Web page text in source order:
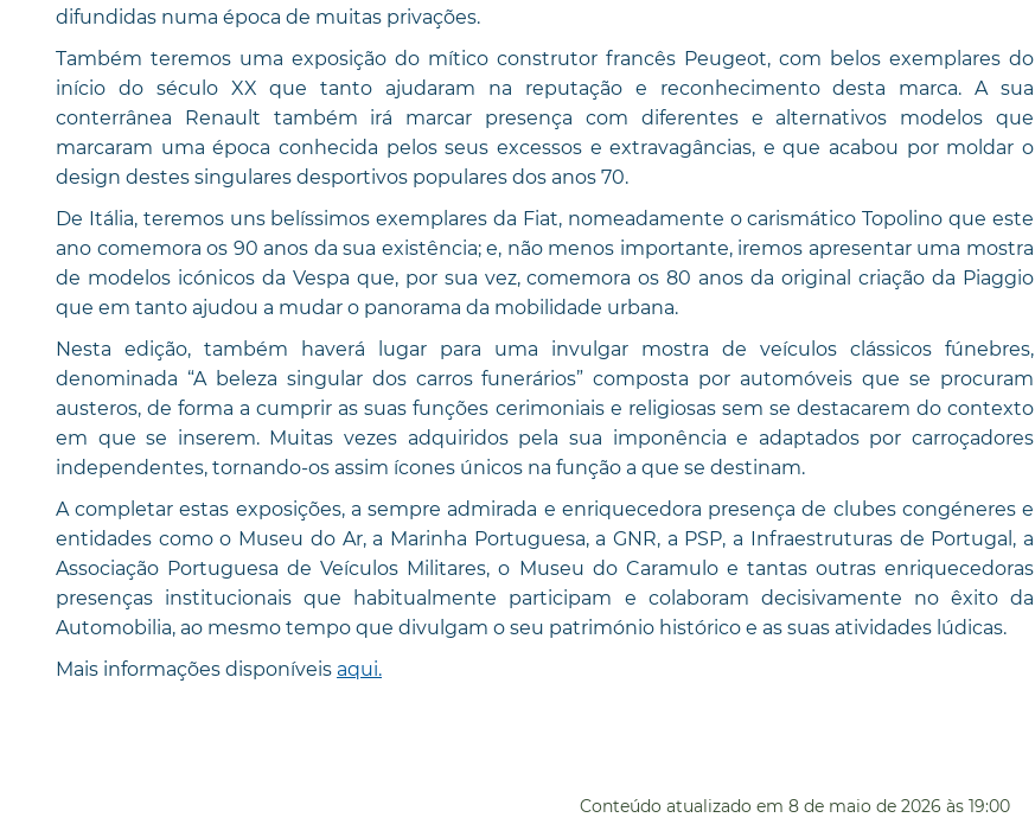
difundidas numa época de muitas privações.
Também teremos uma exposição do mítico construtor francês Peugeot, com belos exemplares do
início do século XX que tanto ajudaram na reputação e reconhecimento desta marca. A sua
conterrânea Renault também irá marcar presença com diferentes e alternativos modelos que
marcaram uma época conhecida pelos seus excessos e extravagâncias, e que acabou por moldar o
design destes singulares desportivos populares dos anos 70.
De Itália, teremos uns belíssimos exemplares da Fiat, nomeadamente o carismático Topolino que este
ano comemora os 90 anos da sua existência; e, não menos importante, iremos apresentar uma mostra
de modelos icónicos da Vespa que, por sua vez, comemora os 80 anos da original criação da Piaggio
que em tanto ajudou a mudar o panorama da mobilidade urbana.
Nesta edição, também haverá lugar para uma invulgar mostra de veículos clássicos fúnebres,
denominada “A beleza singular dos carros funerários” composta por automóveis que se procuram
austeros, de forma a cumprir as suas funções cerimoniais e religiosas sem se destacarem do contexto
em que se inserem. Muitas vezes adquiridos pela sua imponência e adaptados por carroçadores
independentes, tornando-os assim ícones únicos na função a que se destinam.
A completar estas exposições, a sempre admirada e enriquecedora presença de clubes congéneres e
entidades como o Museu do Ar, a Marinha Portuguesa, a GNR, a PSP, a Infraestruturas de Portugal, a
Associação Portuguesa de Veículos Militares, o Museu do Caramulo e tantas outras enriquecedoras
presenças institucionais que habitualmente participam e colaboram decisivamente no êxito da
Automobilia, ao mesmo tempo que divulgam o seu património histórico e as suas atividades lúdicas.
Mais informações disponíveis aqui.
Conteúdo atualizado em 8 de maio de 2026 às 19:00